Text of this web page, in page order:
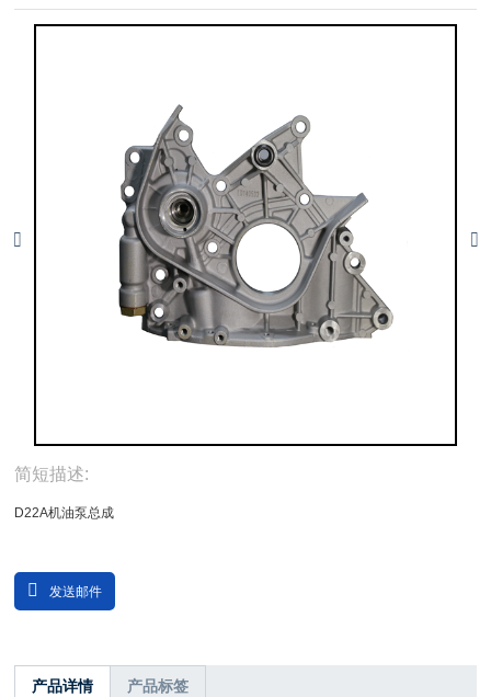
简短描述:
D22A机油泵总成
发送邮件
产品详情 产品标签